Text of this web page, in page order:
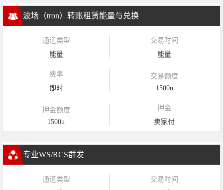
波场（tron）转账租赁能量与兑换
通道类型
能量
交易时间
能量
费率
即时
交易额度
1500u
押金额度
1500u
押金
卖家付
专业WS/RCS群发
通道类型
交易时间